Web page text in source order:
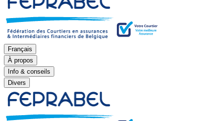
Français
À propos
Info & conseils
Divers